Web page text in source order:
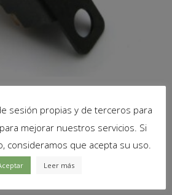
2,19€
al carrito
sesión propias y de terceros para
mejorar nuestros servicios. Si
consideramos que acepta su uso.
Leer más